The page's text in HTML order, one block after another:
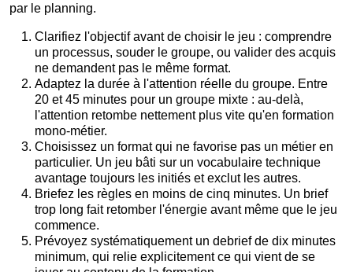
par le planning.
Clarifiez l'objectif avant de choisir le jeu : comprendre
un processus, souder le groupe, ou valider des acquis
ne demandent pas le même format.
Adaptez la durée à l'attention réelle du groupe. Entre
20 et 45 minutes pour un groupe mixte : au-delà,
l'attention retombe nettement plus vite qu'en formation
mono-métier.
Choisissez un format qui ne favorise pas un métier en
particulier. Un jeu bâti sur un vocabulaire technique
avantage toujours les initiés et exclut les autres.
Briefez les règles en moins de cinq minutes. Un brief
trop long fait retomber l'énergie avant même que le jeu
commence.
Prévoyez systématiquement un debrief de dix minutes
minimum, qui relie explicitement ce qui vient de se